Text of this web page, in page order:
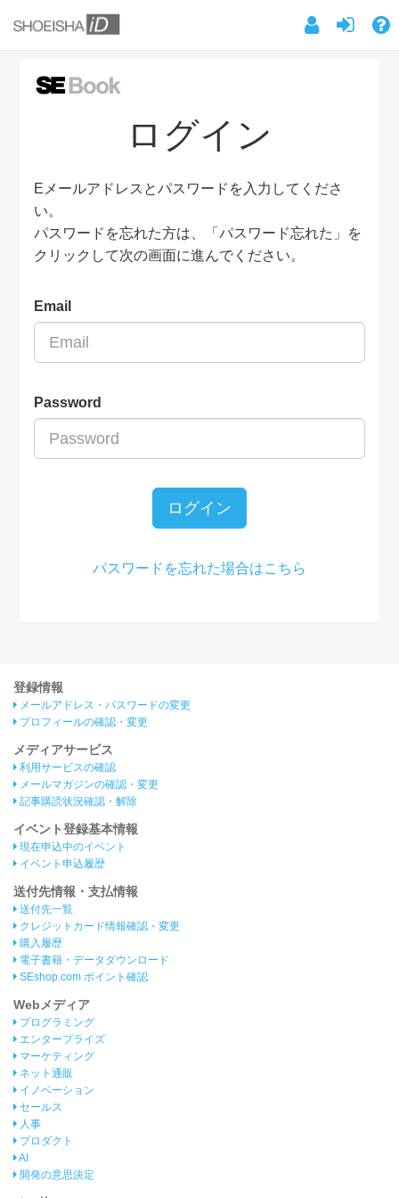
ログイン
Eメールアドレスとパスワードを入力してくださ
い。
パスワードを忘れた方は、「パスワード忘れた」を
クリックして次の画面に進んでください。
Email
Password
ログイン
パスワードを忘れた場合はこちら
登録情報
メールアドレス・パスワードの変更
プロフィールの確認・変更
メディアサービス
利用サービスの確認
メールマガジンの確認・変更
記事購読状況確認・解除
イベント登録基本情報
現在申込中のイベント
イベント申込履歴
送付先情報・支払情報
送付先一覧
クレジットカード情報確認・変更
購入履歴
電子書籍・データダウンロード
SEshop.com ポイント確認
Webメディア
プログラミング
エンタープライズ
マーケティング
ネット通販
イノベーション
セールス
人事
プロダクト
AI
開発の意思決定